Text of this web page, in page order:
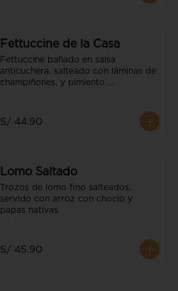
Fettuccine de la Casa
Fettuccine bañado en salsa
anticuchera, salteado con láminas de
champiñones, y pimiento
S/ 44.90
Lomo Saltado
Trozos de lomo fino salteados,
servido con arroz con choclo y
papas nativas
S/ 45.90